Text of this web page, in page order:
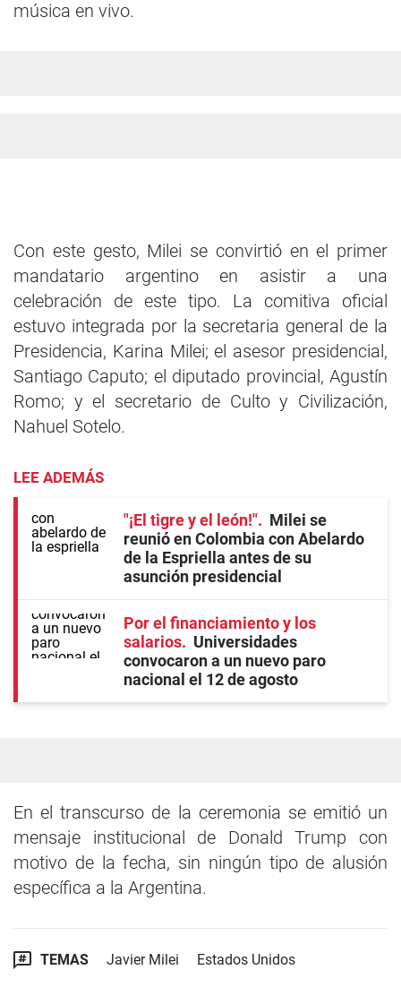
música en vivo.
Con este gesto, Milei se convirtió en el primer
mandatario argentino en asistir a una
celebración de este tipo. La comitiva oficial
estuvo integrada por la secretaria general de la
Presidencia, Karina Milei; el asesor presidencial,
Santiago Caputo; el diputado provincial, Agustín
Romo; y el secretario de Culto y Civilización,
Nahuel Sotelo.
LEE ADEMÁS
"¡El tigre y el león!"
Milei se
reunió en Colombia con Abelardo
de la Espriella antes de su
asunción presidencial
Por el financiamiento y los
salarios
Universidades
convocaron a un nuevo paro
nacional el 12 de agosto
En el transcurso de la ceremonia se emitió un
mensaje institucional de Donald Trump con
motivo de la fecha, sin ningún tipo de alusión
específica a la Argentina.
TEMAS Javier Milei Estados Unidos